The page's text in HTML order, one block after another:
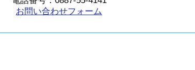
お問い合わせフォーム